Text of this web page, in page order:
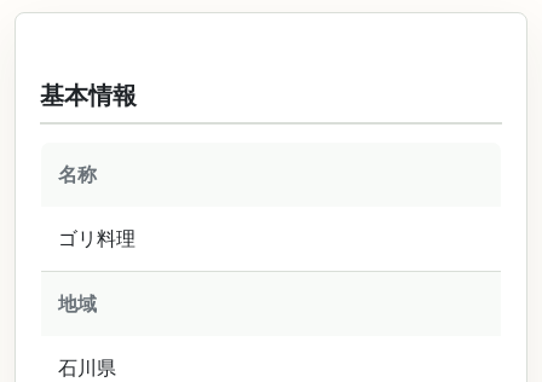
基本情報
名称
ゴリ料理
地域
石川県